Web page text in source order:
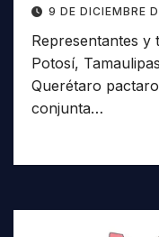
9 DE DICIEMBRE
Representantes y
Potosí,
Querétaro
conjunta…